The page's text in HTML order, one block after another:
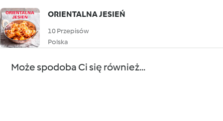
ORIENTALNA JESIEŃ
10 Przepisów
Polska
Może spodoba Ci się również...